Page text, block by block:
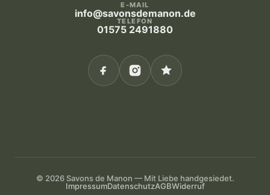
E-MAIL
info@savonsdemanon.de
TELEFON
01575 2491880
© 2026 Savons de Manon — Mit Liebe handgesiedet.
ImpressumDatenschutzAGBWiderruf